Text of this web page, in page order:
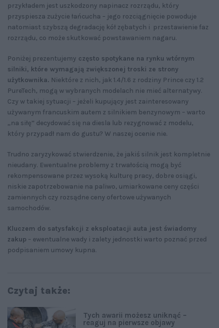
przykładem jest uszkodzony napinacz rozrządu, który
przyspiesza zużycie łańcucha – jego rozciągnięcie powoduje
natomiast szybszą degradację kół zębatych i przestawienie faz
rozrządu, co może skutkować powstawaniem nagaru.
Poniżej prezentujemy często spotykane na rynku wtórnym
silniki, które wymagają zwiększonej troski ze strony
użytkownika. Niektóre z nich, jak 1.4/1.6 z rodziny Prince czy 1.2
PureTech, mogą w wybranych modelach nie mieć alternatywy.
Czy w takiej sytuacji – jeżeli kupujący jest zainteresowany
używanym francuskim autem z silnikiem benzynowym – warto
„na siłę” decydować się na diesla lub rezygnować z modelu,
który przypadł nam do gustu? W naszej ocenie nie.
Trudno zaryzykować stwierdzenie, że jakiś silnik jest kompletnie
nieudany. Ewentualne problemy z trwałością mogą być
rekompensowane przez wysoką kulturę pracy, dobre osiągi,
niskie zapotrzebowanie na paliwo, umiarkowane ceny części
zamiennych czy rozsądne ceny ofertowe używanych
samochodów.
Kluczem do satysfakcji z eksploatacji auta jest świadomy
zakup – ewentualne wady i zalety jednostki warto poznać przed
podpisaniem umowy kupna.
Czytaj także:
Tych awarii możesz uniknąć –
reaguj na pierwsze objawy